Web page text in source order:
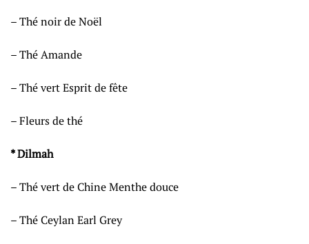
– Thé noir de Noël
– Thé Amande
– Thé vert Esprit de fête
– Fleurs de thé
* Dilmah
– Thé vert de Chine Menthe douce
– Thé Ceylan Earl Grey